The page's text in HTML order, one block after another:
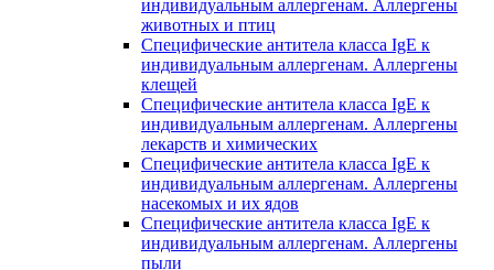
индивидуальным аллергенам. Аллергены
животных и птиц
Специфические антитела класса IgE к
индивидуальным аллергенам. Аллергены
клещей
Специфические антитела класса IgE к
индивидуальным аллергенам. Аллергены
лекарств и химических
Специфические антитела класса IgE к
индивидуальным аллергенам. Аллергены
насекомых и их ядов
Специфические антитела класса IgE к
индивидуальным аллергенам. Аллергены
пыли